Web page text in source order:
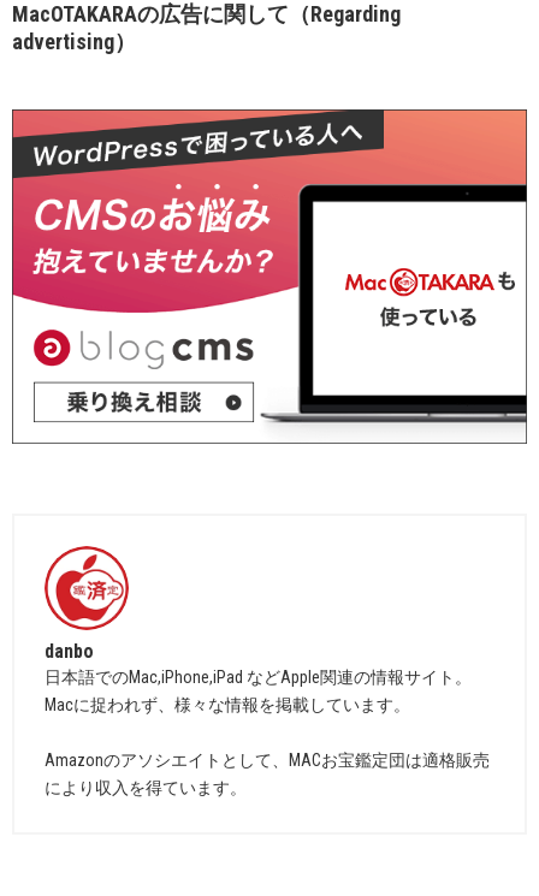
MacOTAKARAの広告に関して（Regarding
advertising）
danbo
日本語でのMac,iPhone,iPad などApple関連の情報サイト。
Macに捉われず、様々な情報を掲載しています。
Amazonのアソシエイトとして、MACお宝鑑定団は適格販売
により収入を得ています。